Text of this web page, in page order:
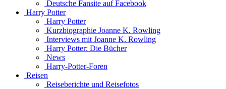
Deutsche Fansite auf Facebook
Harry Potter
Harry Potter
Kurzbiographie Joanne K. Rowling
Interviews mit Joanne K. Rowling
Harry Potter: Die Bücher
News
Harry-Potter-Foren
Reisen
Reiseberichte und Reisefotos